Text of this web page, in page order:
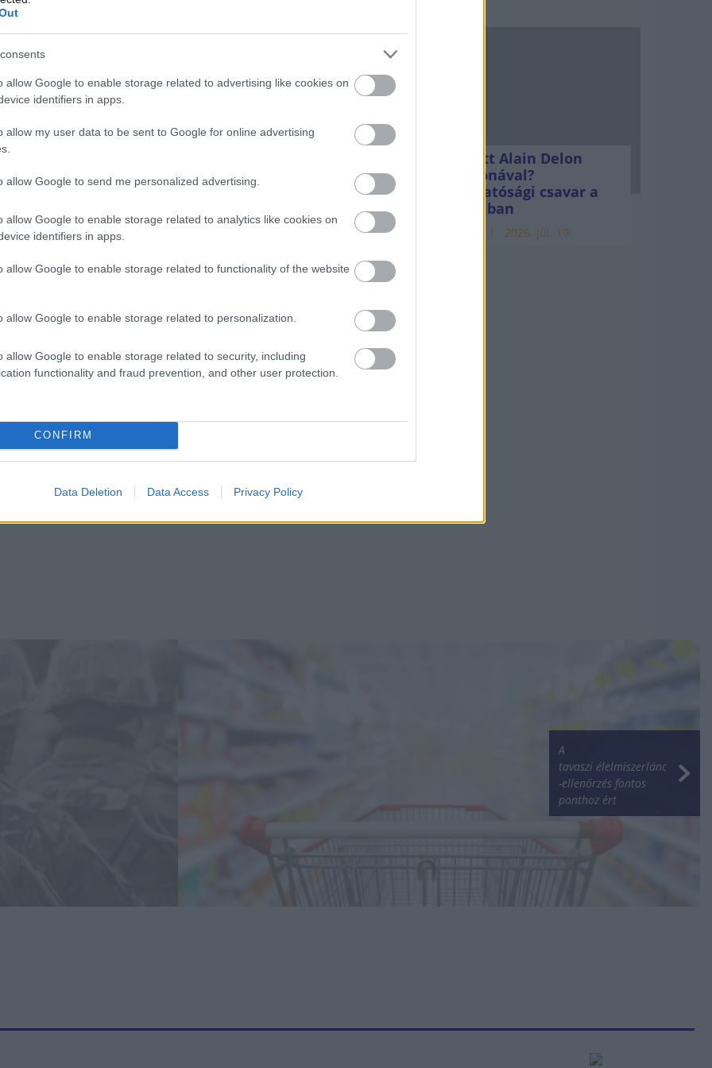
allow Google to enable storage related to advertising like cookies on
identifiers in apps.
allow my user data to be sent to Google for online advertising
allow Google to send me personalized advertising.
allow Google to enable storage related to analytics like cookies on
identifiers in apps.
allow Google to enable storage related to functionality of the website
allow Google to enable storage related to personalization.
allow Google to enable storage related to security, including
functionality and fraud prevention, and other user protection.
CONFIRM
Data Deletion Data Access Privacy Policy
szerint még ebben az évtizedben légi
mindenekelőtt drónok és rakéták elhárítására
szerelik fel a brit hadihajókat is. A
elnevezésű fegyverrendszert 2027-ben - a
határidőnél öt évvel hamarabb - hadrendbe lehet
rakéták egyenként többmillió fontos ára helyett a
a klímaválság ellen – így néz ki a jövő mezőgazdasága
jelenlét tovább nőhet az űr- és dróniparban egy közel-
hála
Mi lett Alain Delon
vagyonával?
Adóhatósági csavar a
sztoriban
2026. júl. 19.
A
tavaszi élelmiszerlánc
-ellenőrzés fontos
ponthoz ért